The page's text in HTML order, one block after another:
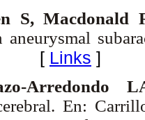
S,
[ Links ]
Arredondo
En: